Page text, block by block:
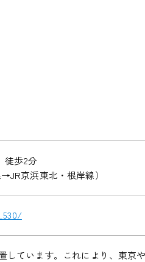
徒歩2分
京浜東北・根岸線）
しています。これにより、東京